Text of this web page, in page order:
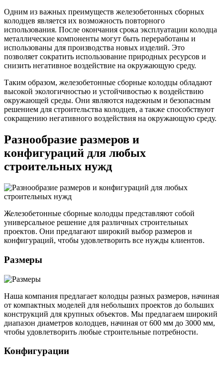
Одним из важных преимуществ железобетонных сборных
колодцев является их возможность повторного
использования. После окончания срока эксплуатации колодца
металлические компоненты могут быть переработаны и
использованы для производства новых изделий. Это
позволяет сократить использование природных ресурсов и
снизить негативное воздействие на окружающую среду.
Таким образом, железобетонные сборные колодцы обладают
высокой экологичностью и устойчивостью к воздействию
окружающей среды. Они являются надежным и безопасным
решением для строительства колодцев, а также способствуют
сокращению негативного воздействия на окружающую среду.
Разнообразие размеров и
конфигураций для любых
строительных нужд
Железобетонные сборные колодцы представляют собой
универсальное решение для различных строительных
проектов. Они предлагают широкий выбор размеров и
конфигураций, чтобы удовлетворить все нужды клиентов.
Размеры
Наша компания предлагает колодцы разных размеров, начиная
от компактных моделей для небольших проектов до больших
конструкций для крупных объектов. Мы предлагаем широкий
диапазон диаметров колодцев, начиная от 600 мм до 3000 мм,
чтобы удовлетворить любые строительные потребности.
Конфигурации